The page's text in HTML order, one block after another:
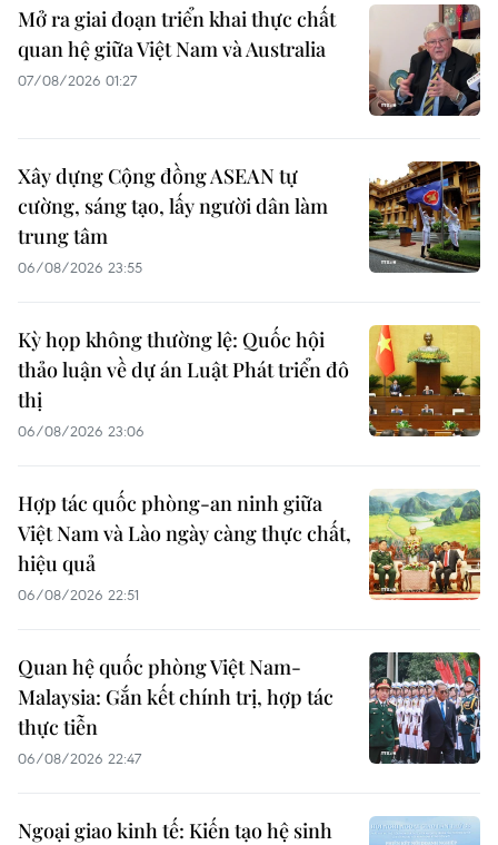
Mở ra giai đoạn triển khai thực chất
quan hệ giữa Việt Nam và Australia
07/08/2026 01:27
Xây dựng Cộng đồng ASEAN tự
cường, sáng tạo, lấy người dân làm
trung tâm
06/08/2026 23:55
Kỳ họp không thường lệ: Quốc hội
thảo luận về dự án Luật Phát triển đô
thị
06/08/2026 23:06
Hợp tác quốc phòng-an ninh giữa
Việt Nam và Lào ngày càng thực chất,
hiệu quả
06/08/2026 22:51
Quan hệ quốc phòng Việt Nam-
Malaysia: Gắn kết chính trị, hợp tác
thực tiễn
06/08/2026 22:47
Ngoại giao kinh tế: Kiến tạo hệ sinh